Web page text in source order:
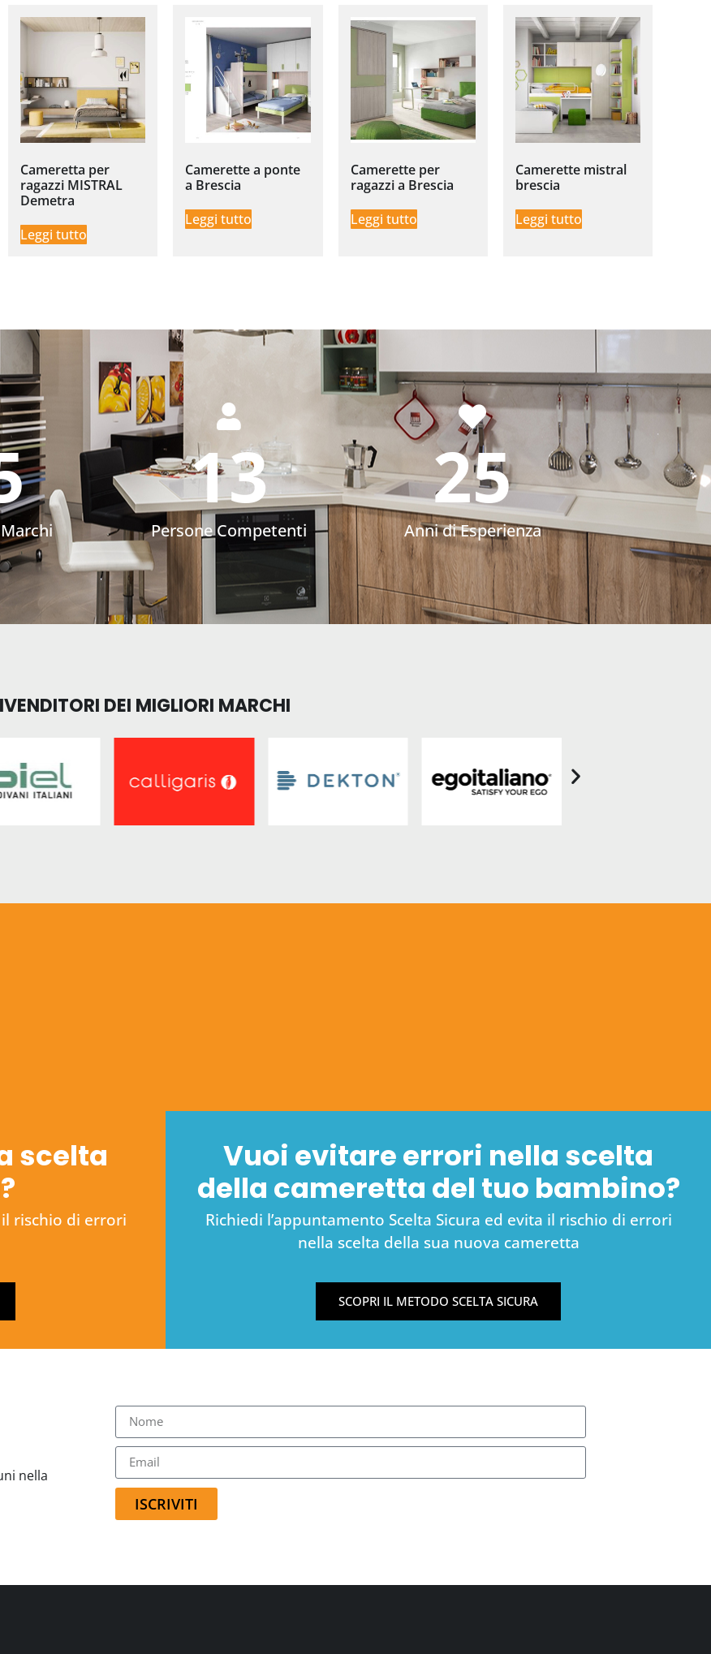
Cameretta per
ragazzi MISTRAL
Demetra
Leggi tutto
Camerette a ponte
a Brescia
Leggi tutto
Camerette per
ragazzi a Brescia
Leggi tutto
Camerette mistral
brescia
Leggi tutto
Persone Competenti
13
Anni di Esperienza
25
DEI MIGLIORI MARCHI
scelta
il rischio di errori
Vuoi evitare errori nella scelta
della cameretta del tuo bambino?
Richiedi l’appuntamento Scelta Sicura ed evita il rischio di errori
nella scelta della sua nuova cameretta
SCOPRI IL METODO SCELTA SICURA
nella
ISCRIVITI